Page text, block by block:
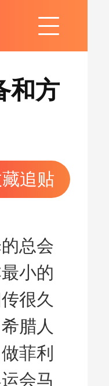
和方
追贴
总会
小的
很久
腊人
菲利
会马